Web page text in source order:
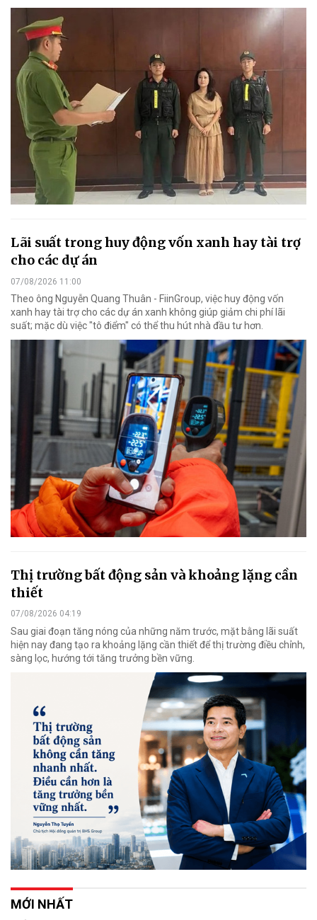
Lãi suất trong huy động vốn xanh hay tài trợ
cho các dự án
07/08/2026 11:00
Theo ông Nguyễn Quang Thuân - FiinGroup, việc huy động vốn
xanh hay tài trợ cho các dự án xanh không giúp giảm chi phí lãi
suất; mặc dù việc "tô điểm" có thể thu hút nhà đầu tư hơn.
Thị trường bất động sản và khoảng lặng cần
thiết
07/08/2026 04:19
Sau giai đoạn tăng nóng của những năm trước, mặt bằng lãi suất
hiện nay đang tạo ra khoảng lặng cần thiết để thị trường điều chỉnh,
sàng lọc, hướng tới tăng trưởng bền vững.
MỚI NHẤT